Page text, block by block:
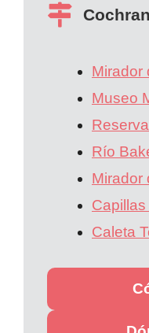
Mirador
Museo
Río
Mirador
Capillas
Caleta